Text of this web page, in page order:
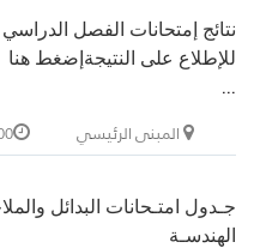
نتائج إمتحانات الفصل الدراسي
للإطلاع على النتيجةإضغط هنا
...
المبنى الرئيسي
جـدول امتـحانات البدائل
الهندسـة